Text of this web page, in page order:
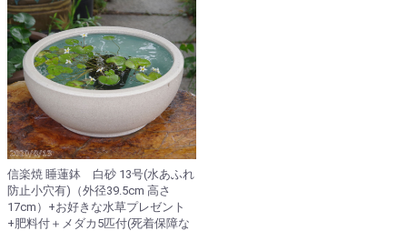
信楽焼 睡蓮鉢 白砂 13号(水あふれ
防止小穴有)（外径39.5cm 高さ
17cm）+お好きな水草プレゼント
+肥料付＋メダカ5匹付(死着保障な